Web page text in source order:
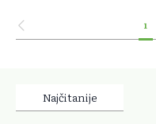
1
Najčitanije